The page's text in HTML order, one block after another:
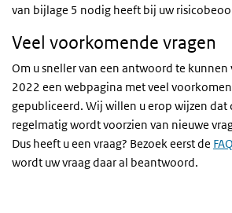
van bijlage 5 nodig heeft bij uw
Veel voorkomende vragen
Om u sneller van een antwoord te kunnen
2022 een webpagina met veel
gepubliceerd. Wij willen u erop wijzen dat
regelmatig wordt voorzien van nieuwe
Dus heeft u een vraag? Bezoek eerst de
wordt uw vraag daar al beantwoord.